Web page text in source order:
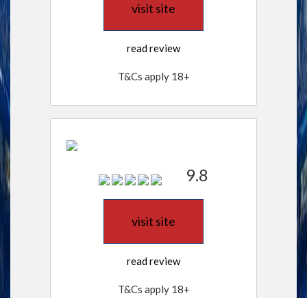
visit site
read review
T&Cs apply 18+
9.8
visit site
read review
T&Cs apply 18+